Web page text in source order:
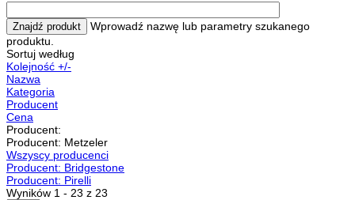
Wprowadź nazwę lub parametry szukanego
produktu.
Sortuj według
Kolejność +/-
Nazwa
Kategoria
Producent
Cena
Producent:
Producent: Metzeler
Wszyscy producenci
Producent: Bridgestone
Producent: Pirelli
Wyników 1 - 23 z 23